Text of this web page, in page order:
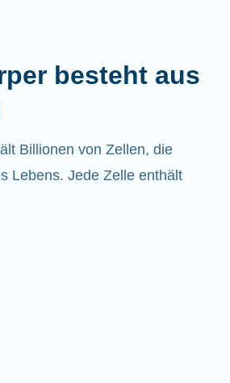
besteht aus
Billionen von Zellen, die
Lebens. Jede Zelle enthält